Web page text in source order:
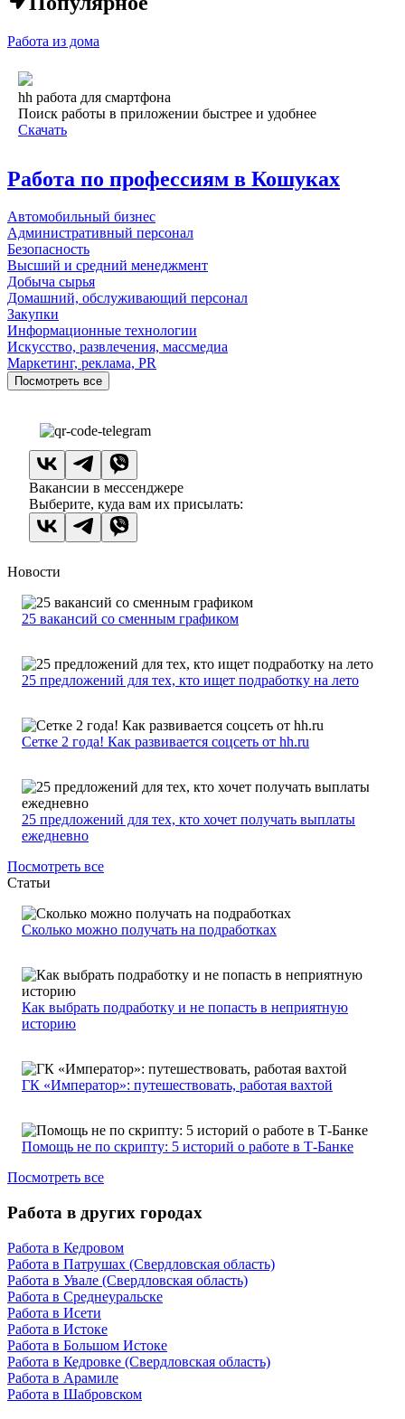
Работа из дома
hh работа для смартфона
Поиск работы в приложении быстрее и удобнее
Скачать
Работа по профессиям в Кошуках
Автомобильный бизнес
Административный персонал
Безопасность
Высший и средний менеджмент
Добыча сырья
Домашний, обслуживающий персонал
Закупки
Информационные технологии
Искусство, развлечения, массмедиа
Маркетинг, реклама, PR
Посмотреть все
Вакансии в мессенджере
Выберите, куда вам их присылать:
Новости
25 вакансий со сменным графиком
25 предложений для тех, кто ищет подработку на лето
Сетке 2 года! Как развивается соцсеть от hh.ru
25 предложений для тех, кто хочет получать выплаты
ежедневно
Посмотреть все
Статьи
Сколько можно получать на подработках
Как выбрать подработку и не попасть в неприятную
историю
ГК «Император»: путешествовать, работая вахтой
Помощь не по скрипту: 5 историй о работе в Т-Банке
Посмотреть все
Работа в других городах
Работа в Кедровом
Работа в Патрушах (Свердловская область)
Работа в Увале (Свердловская область)
Работа в Среднеуральске
Работа в Исети
Работа в Истоке
Работа в Большом Истоке
Работа в Кедровке (Свердловская область)
Работа в Арамиле
Работа в Шабровском